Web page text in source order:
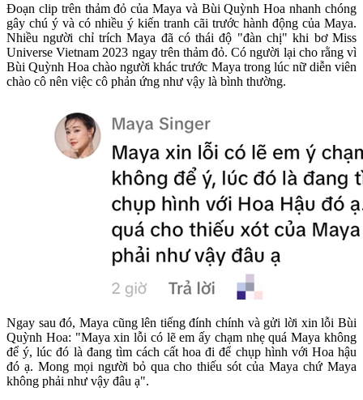
Đoạn clip trên thảm đỏ của Maya và Bùi Quỳnh Hoa nhanh chóng
gây chú ý và có nhiều ý kiến tranh cãi trước hành động của Maya.
Nhiều người chỉ trích Maya đã có thái độ "đàn chị" khi bơ Miss
Universe Vietnam 2023 ngay trên thảm đỏ. Có người lại cho rằng vì
Bùi Quỳnh Hoa chào người khác trước Maya trong lúc nữ diễn viên
chào cô nên việc cô phản ứng như vậy là bình thường.
Ngay sau đó, Maya cũng lên tiếng đính chính và gửi lời xin lỗi Bùi
Quỳnh Hoa: "Maya xin lỗi có lẽ em ấy chạm nhẹ quá Maya không
để ý, lúc đó là đang tìm cách cất hoa đi để chụp hình với Hoa hậu
đó ạ. Mong mọi người bỏ qua cho thiếu sót của Maya chứ Maya
không phải như vậy đâu ạ".